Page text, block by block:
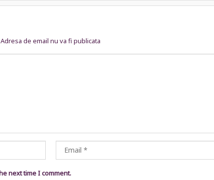
Adresa de email nu va fi publicata
next time I comment.